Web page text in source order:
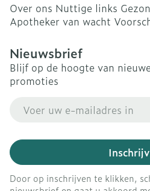
Over ons Nuttige links
Apotheker van wacht
Nieuwsbrief
Blijf op de hoogte van
promoties
Door op inschrijven te klikken,